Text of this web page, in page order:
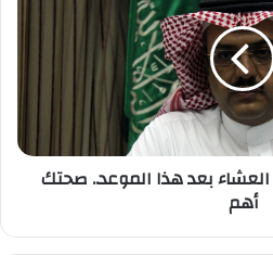
العشاء بعد هذا الموعد.. صحتك
أهم